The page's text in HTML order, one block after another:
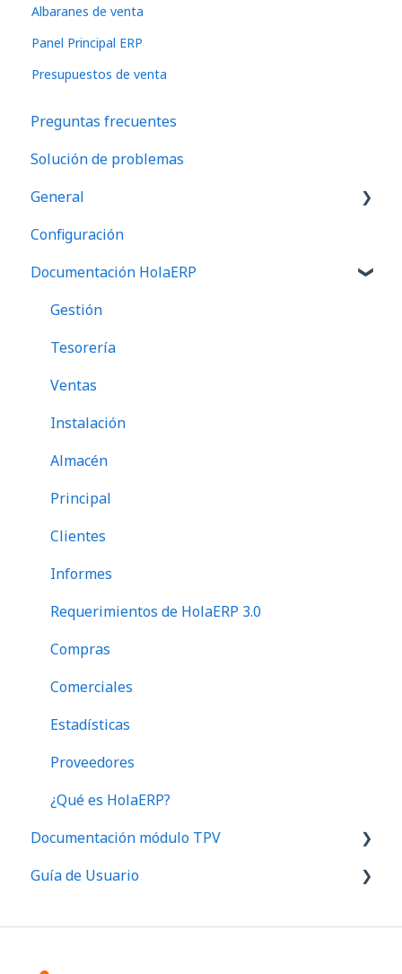
Albaranes de venta
Panel Principal ERP
Presupuestos de venta
Preguntas frecuentes
Solución de problemas
General
Preguntas frecuentes
Configuración
Documentación HolaERP
Gestión
Tesorería
Ventas
Instalación
Almacén
Principal
Clientes
Informes
Requerimientos de HolaERP 3.0
Compras
Comerciales
Estadísticas
Proveedores
¿Qué es HolaERP?
Documentación módulo TPV
Menú Gestión HolaTPV
Guía de Usuario